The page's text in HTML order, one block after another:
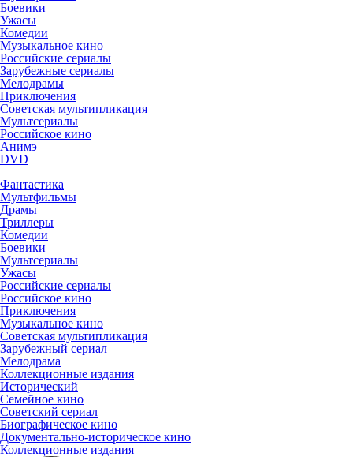
Боевики
Ужасы
Комедии
Музыкальное кино
Российские сериалы
Зарубежные сериалы
Мелодрамы
Приключения
Советская мультипликация
Мультсериалы
Российское кино
Анимэ
DVD
Фантастика
Мультфильмы
Драмы
Триллеры
Комедии
Боевики
Мультсериалы
Ужасы
Российские сериалы
Российское кино
Приключения
Музыкальное кино
Советская мультипликация
Зарубежный сериал
Мелодрама
Коллекционные издания
Исторический
Семейное кино
Советский сериал
Биографическое кино
Документально-историческое кино
Коллекционные издания